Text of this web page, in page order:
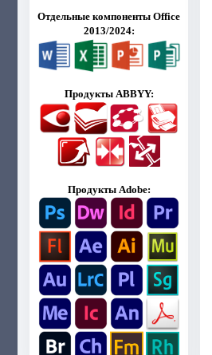
Отдельные компоненты Office
2013/2024:
Продукты ABBYY:
Продукты Adobe: